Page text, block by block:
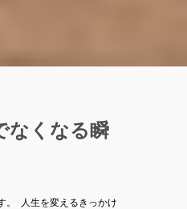
なくなる瞬
。 人生を変えるきっかけ